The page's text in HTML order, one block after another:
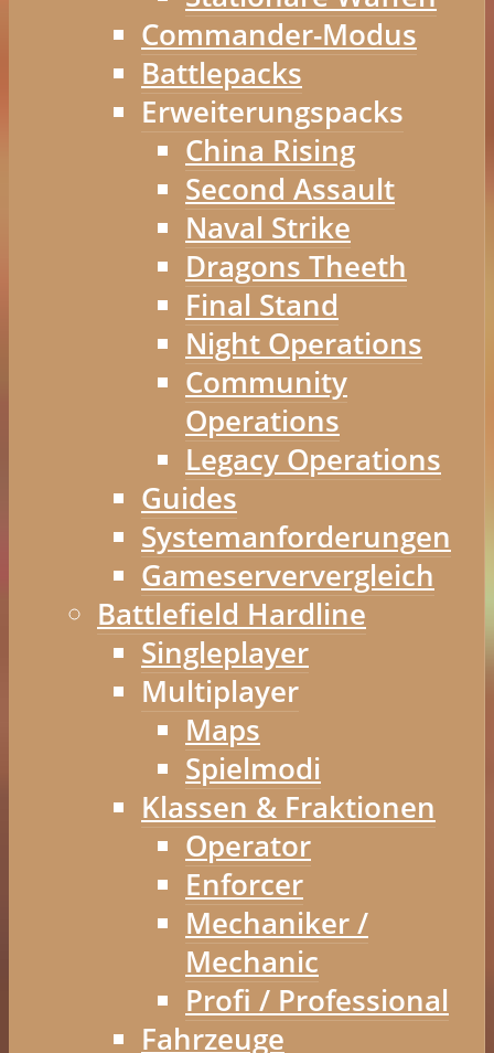
Commander-Modus
Battlepacks
Erweiterungspacks
China Rising
Second Assault
Naval Strike
Dragons Theeth
Final Stand
Night Operations
Community
Operations
Legacy Operations
Guides
Systemanforderungen
Gameserververgleich
Battlefield Hardline
Singleplayer
Multiplayer
Maps
Spielmodi
Klassen & Fraktionen
Operator
Enforcer
Mechaniker /
Mechanic
Profi / Professional
Fahrzeuge